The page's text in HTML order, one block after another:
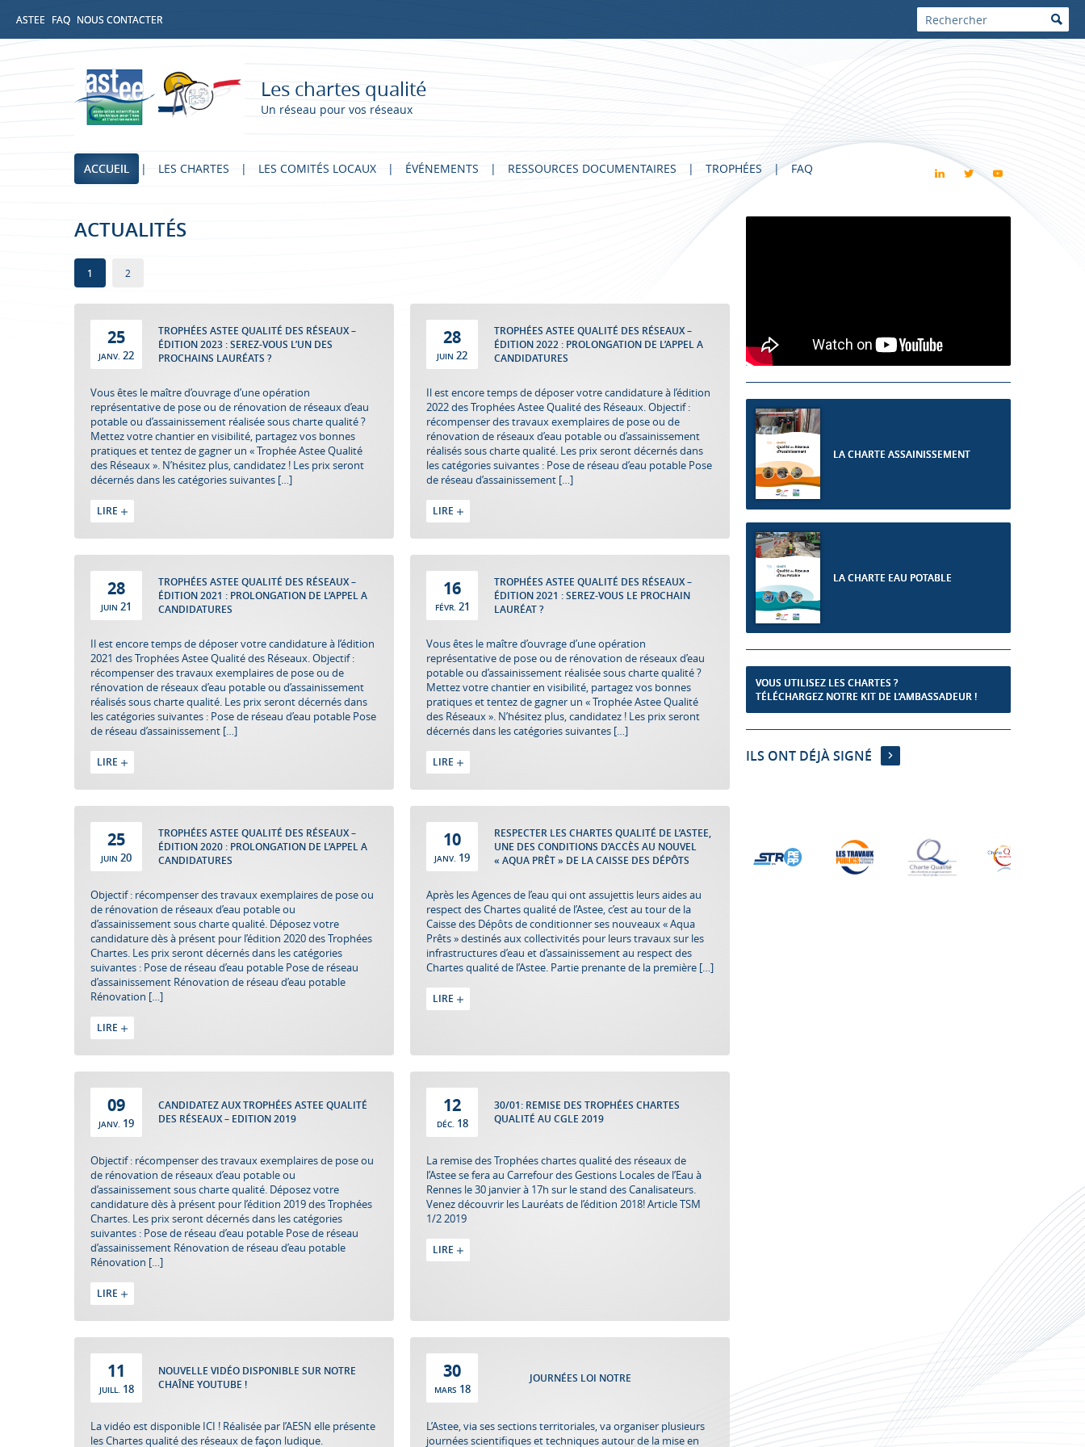
ASTEE FAQ NOUS CONTACTER
Les chartes qualité
Un réseau pour vos réseaux
ACCUEIL LES CHARTES LES COMITÉS LOCAUX ÉVÉNEMENTS RESSOURCES DOCUMENTAIRES TROPHÉES FAQ
ACTUALITÉS
1 2
25
JANV. 22
TROPHÉES ASTEE QUALITÉ DES RÉSEAUX –
ÉDITION 2023 : SEREZ-VOUS L’UN DES
PROCHAINS LAURÉATS ?
Vous êtes le maître d’ouvrage d’une opération
représentative de pose ou de rénovation de réseaux d’eau
potable ou d’assainissement réalisée sous charte qualité ?
Mettez votre chantier en visibilité, partagez vos bonnes
pratiques et tentez de gagner un « Trophée Astee Qualité
des Réseaux ». N’hésitez plus, candidatez ! Les prix seront
décernés dans les catégories suivantes […]
LIRE
28
JUIN 22
TROPHÉES ASTEE QUALITÉ DES RÉSEAUX –
ÉDITION 2022 : PROLONGATION DE L’APPEL A
CANDIDATURES
Il est encore temps de déposer votre candidature à l’édition
2022 des Trophées Astee Qualité des Réseaux. Objectif :
récompenser des travaux exemplaires de pose ou de
rénovation de réseaux d’eau potable ou d’assainissement
réalisés sous charte qualité. Les prix seront décernés dans
les catégories suivantes : Pose de réseau d’eau potable Pose
de réseau d’assainissement […]
LIRE
28
JUIN 21
TROPHÉES ASTEE QUALITÉ DES RÉSEAUX –
ÉDITION 2021 : PROLONGATION DE L’APPEL A
CANDIDATURES
Il est encore temps de déposer votre candidature à l’édition
2021 des Trophées Astee Qualité des Réseaux. Objectif :
récompenser des travaux exemplaires de pose ou de
rénovation de réseaux d’eau potable ou d’assainissement
réalisés sous charte qualité. Les prix seront décernés dans
les catégories suivantes : Pose de réseau d’eau potable Pose
de réseau d’assainissement […]
LIRE
16
FÉVR. 21
TROPHÉES ASTEE QUALITÉ DES RÉSEAUX –
ÉDITION 2021 : SEREZ-VOUS LE PROCHAIN
LAURÉAT ?
Vous êtes le maître d’ouvrage d’une opération
représentative de pose ou de rénovation de réseaux d’eau
potable ou d’assainissement réalisée sous charte qualité ?
Mettez votre chantier en visibilité, partagez vos bonnes
pratiques et tentez de gagner un « Trophée Astee Qualité
des Réseaux ». N’hésitez plus, candidatez ! Les prix seront
décernés dans les catégories suivantes […]
LIRE
25
JUIN 20
TROPHÉES ASTEE QUALITÉ DES RÉSEAUX –
ÉDITION 2020 : PROLONGATION DE L’APPEL A
CANDIDATURES
Objectif : récompenser des travaux exemplaires de pose ou
de rénovation de réseaux d’eau potable ou
d’assainissement sous charte qualité. Déposez votre
candidature dès à présent pour l’édition 2020 des Trophées
Chartes. Les prix seront décernés dans les catégories
suivantes : Pose de réseau d’eau potable Pose de réseau
d’assainissement Rénovation de réseau d’eau potable
Rénovation […]
LIRE
10
JANV. 19
RESPECTER LES CHARTES QUALITÉ DE L’ASTEE,
UNE DES CONDITIONS D’ACCÈS AU NOUVEL
« AQUA PRÊT » DE LA CAISSE DES DÉPÔTS
Après les Agences de l’eau qui ont assujettis leurs aides au
respect des Chartes qualité de l’Astee, c’est au tour de la
Caisse des Dépôts de conditionner ses nouveaux « Aqua
Prêts » destinés aux collectivités pour leurs travaux sur les
infrastructures d’eau et d’assainissement au respect des
Chartes qualité de l’Astee. Partie prenante de la première […]
LIRE
09
JANV. 19
CANDIDATEZ AUX TROPHÉES ASTEE QUALITÉ
DES RÉSEAUX – EDITION 2019
Objectif : récompenser des travaux exemplaires de pose ou
de rénovation de réseaux d’eau potable ou
d’assainissement sous charte qualité. Déposez votre
candidature dès à présent pour l’édition 2019 des Trophées
Chartes. Les prix seront décernés dans les catégories
suivantes : Pose de réseau d’eau potable Pose de réseau
d’assainissement Rénovation de réseau d’eau potable
Rénovation […]
LIRE
12
DÉC. 18
30/01: REMISE DES TROPHÉES CHARTES
QUALITÉ AU CGLE 2019
La remise des Trophées chartes qualité des réseaux de
l’Astee se fera au Carrefour des Gestions Locales de l’Eau à
Rennes le 30 janvier à 17h sur le stand des Canalisateurs.
Venez découvrir les Lauréats de l’édition 2018! Article TSM
1/2 2019
LIRE
11
JUILL. 18
NOUVELLE VIDÉO DISPONIBLE SUR NOTRE
CHAÎNE YOUTUBE !
La vidéo est disponible ICI ! Réalisée par l’AESN elle présente
les Chartes qualité des réseaux de façon ludique.
30
MARS 18
JOURNÉES LOI NOTRE
L’Astee, via ses sections territoriales, va organiser plusieurs
journées scientifiques et techniques autour de la mise en
LA CHARTE ASSAINISSEMENT
LA CHARTE EAU POTABLE
VOUS UTILISEZ LES CHARTES ?
TÉLÉCHARGEZ NOTRE KIT DE L’AMBASSADEUR !
ILS ONT DÉJÀ SIGNÉ